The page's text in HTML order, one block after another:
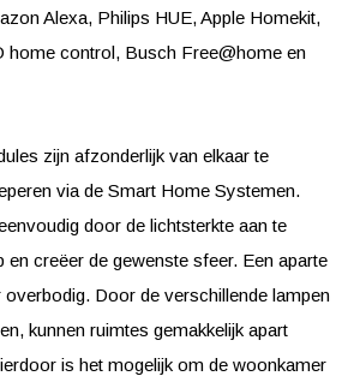
Alexa, Philips HUE, Apple Homekit,
home control, Busch Free@home en
zijn afzonderlijk van elkaar te
via de Smart Home Systemen.
door de lichtsterkte aan te
en creëer de gewenste sfeer. Een aparte
Door de verschillende lampen
kunnen ruimtes gemakkelijk apart
is het mogelijk om de woonkamer